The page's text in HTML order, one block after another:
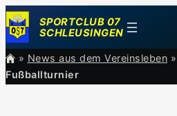
Zum
Inhalt
springen
SPORTCLUB 07
SCHLEUSINGEN
» News aus dem Vereinsleben »
Fußballturnier